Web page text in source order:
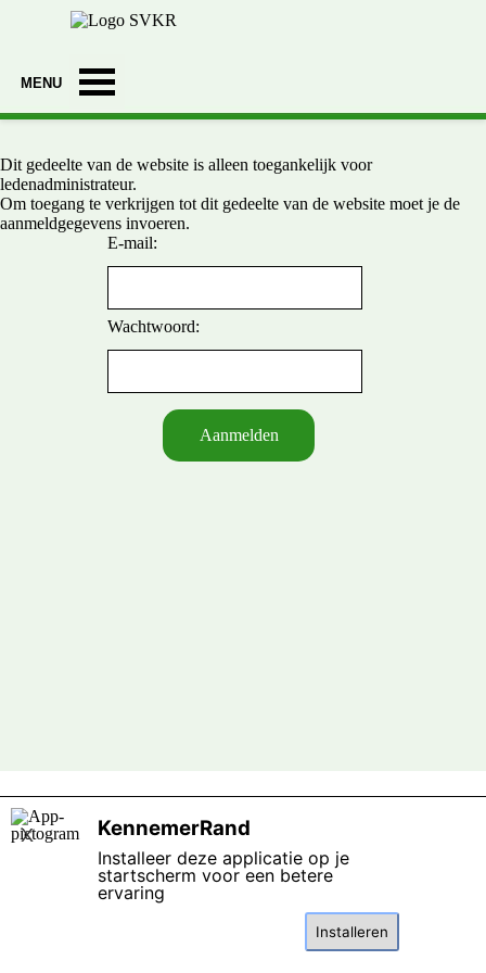
Ga naar de inhoud
Dit gedeelte van de website is alleen toegankelijk voor
ledenadministrateur.
Om toegang te verkrijgen tot dit gedeelte van de website moet je de
aanmeldgegevens invoeren.
E-mail:
Wachtwoord:
KennemerRand
Installeer deze applicatie op je
startscherm voor een betere
ervaring
Installeren
X